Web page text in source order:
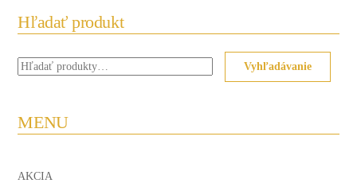
Hľadať produkt
Hľadať: Vyhľadávanie
MENU
AKCIA